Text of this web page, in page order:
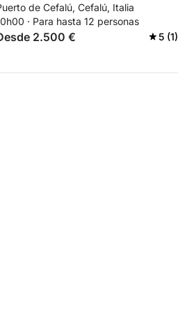
de Cefalú, Cefalú, Italia
· Para hasta 12 personas
2.500 € 5 (1)